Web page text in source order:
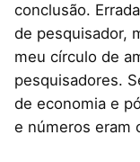
conclusão.
de pesquisador,
meu círculo de
pesquisadores.
de economia e
e números eram